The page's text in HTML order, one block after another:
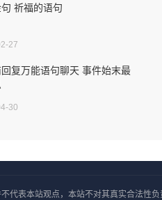
祈福的语句
27
复万能语句聊天 事件始末最
30
代表本站观点，本站不对其真实合法性